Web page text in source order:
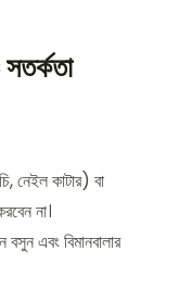
নেইল কাটার) বা
না।
এবং বিমানবালার